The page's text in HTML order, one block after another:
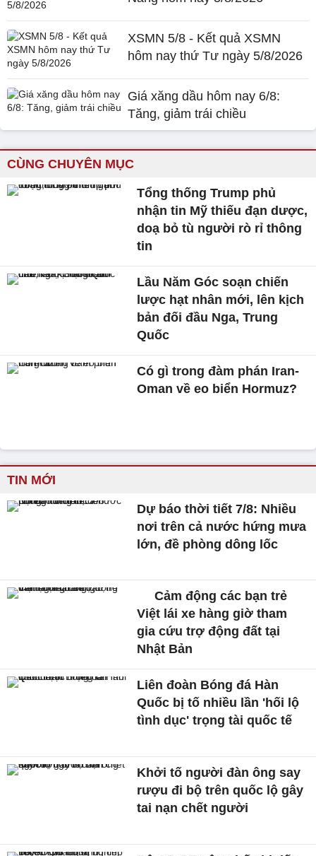
XSMN 5/8 - Kết quả XSMN
hôm nay thứ Tư ngày 5/8/2026
Giá xăng dầu hôm nay 6/8:
Tăng, giảm trái chiều
CÙNG CHUYÊN MỤC
Tổng thống Trump phủ
nhận tin Mỹ thiếu đạn dược,
doạ bỏ tù người rò rỉ thông
tin
Lầu Năm Góc soạn chiến
lược hạt nhân mới, lên kịch
bản đối đầu Nga, Trung
Quốc
Có gì trong đàm phán Iran-
Oman về eo biển Hormuz?
TIN MỚI
Dự báo thời tiết 7/8: Nhiều
nơi trên cả nước hứng mưa
lớn, đề phòng dông lốc
Cảm động các bạn trẻ
Việt lái xe hàng giờ tham
gia cứu trợ động đất tại
Nhật Bản
Liên đoàn Bóng đá Hàn
Quốc bị tố nhiều lần 'hối lộ
tình dục' trọng tài quốc tế
Khởi tố người đàn ông say
rượu đi bộ trên quốc lộ gây
tai nạn chết người